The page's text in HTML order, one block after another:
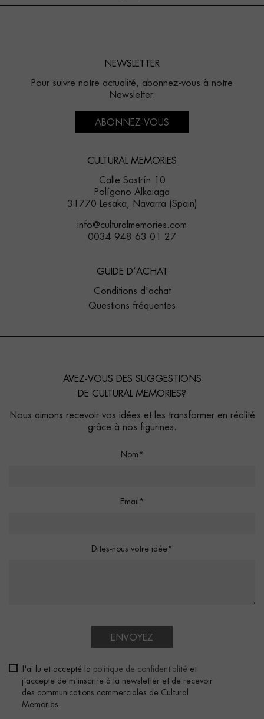
NEWSLETTER
Pour suivre notre actualité, abonnez-vous à notre
Newsletter.
ABONNEZ-VOUS
CULTURAL MEMORIES
Calle Sastrín 10
Polígono Alkaiaga
31770 Lesaka, Navarra (Spain)
info@culturalmemories.com
0034 948 63 01 27
GUIDE D’ACHAT
Conditions d'achat
Questions fréquentes
AVEZ-VOUS DES SUGGESTIONS
DE CULTURAL MEMORIES?
Nous aimons recevoir vos idées et les transformer en réalité
grâce à nos figurines.
Nom*
Email*
Dites-nous votre idée*
ENVOYEZ
J'ai lu et accepté la politique de confidentialité et
j'accepte de m'inscrire à la newsletter et de recevoir
des communications commerciales de Cultural
Memories.